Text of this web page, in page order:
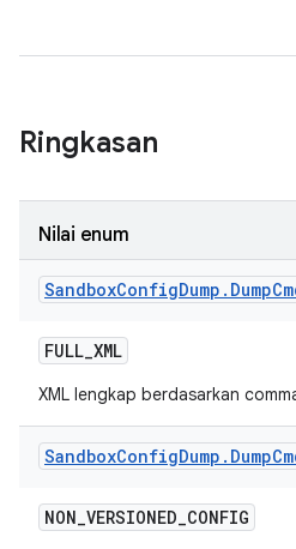
Ringkasan
Nilai enum
SandboxConfigDump . Dump
FULL_XML
XML lengkap berdasarkan
SandboxConfigDump . Dump
NON_VERSIONED_CONFIG